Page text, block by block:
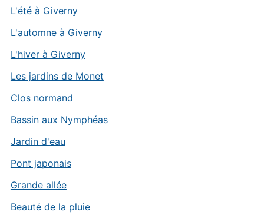
L'été à Giverny
L'automne à Giverny
L'hiver à Giverny
Les jardins de Monet
Clos normand
Bassin aux Nymphéas
Jardin d'eau
Pont japonais
Grande allée
Beauté de la pluie